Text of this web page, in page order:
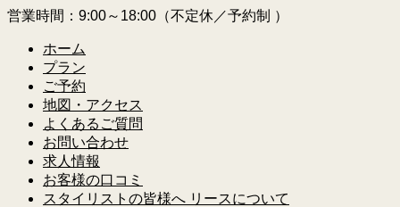
営業時間：9:00～18:00（不定休／予約制 ）
ホーム
プラン
ご予約
地図・アクセス
よくあるご質問
お問い合わせ
求人情報
お客様の口コミ
スタイリストの皆様へ リースについて